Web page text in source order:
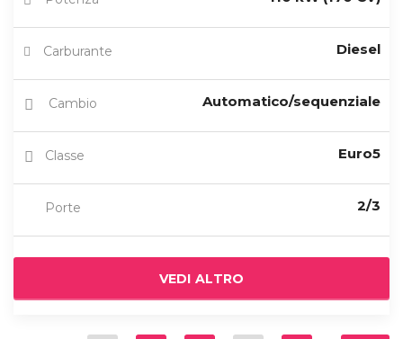
Carburante Diesel
Cambio Automatico/sequenziale
Classe Euro5
Porte 2/3
VEDI ALTRO